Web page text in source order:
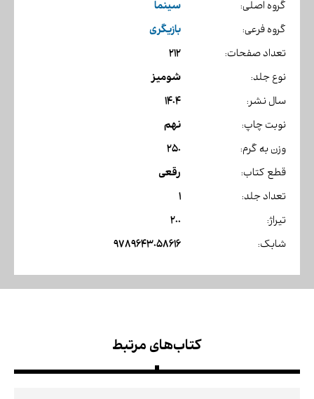
گروه اصلی: سینما
گروه فرعی: بازیگری
تعداد صفحات: 212
نوع جلد: شومیز
سال نشر: 1404
نوبت چاپ: نهم
وزن به گرم: 250
قطع کتاب: رقعی
تعداد جلد: 1
تیراژ: 200
شابک: 9789643058616
کتاب‌های مرتبط